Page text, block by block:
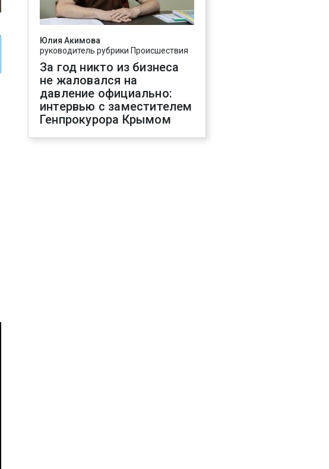
Юлия Акимова
руководитель рубрики Происшествия
За год никто из бизнеса
не жаловался на
давление официально:
интервью с заместителем
Генпрокурора Крымом